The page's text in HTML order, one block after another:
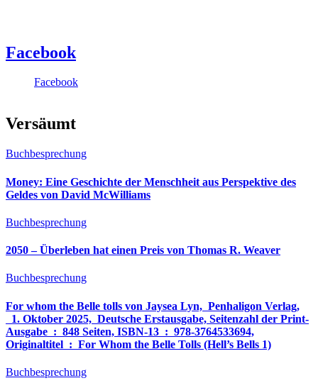
Facebook
Facebook
Versäumt
Buchbesprechung
Money: Eine Geschichte der Menschheit aus Perspektive des
Geldes von David McWilliams
Buchbesprechung
2050 – Überleben hat einen Preis von Thomas R. Weaver
Buchbesprechung
For whom the Belle tolls von Jaysea Lyn, ‎ Penhaligon Verlag,
‎ 1. Oktober 2025, ‎ Deutsche Erstausgabe, Seitenzahl der Print-
Ausgabe ‏ : ‎ 848 Seiten, ISBN-13 ‏ : ‎ 978-3764533694,
Originaltitel ‏ : ‎ For Whom the Belle Tolls (Hell’s Bells 1)
Buchbesprechung